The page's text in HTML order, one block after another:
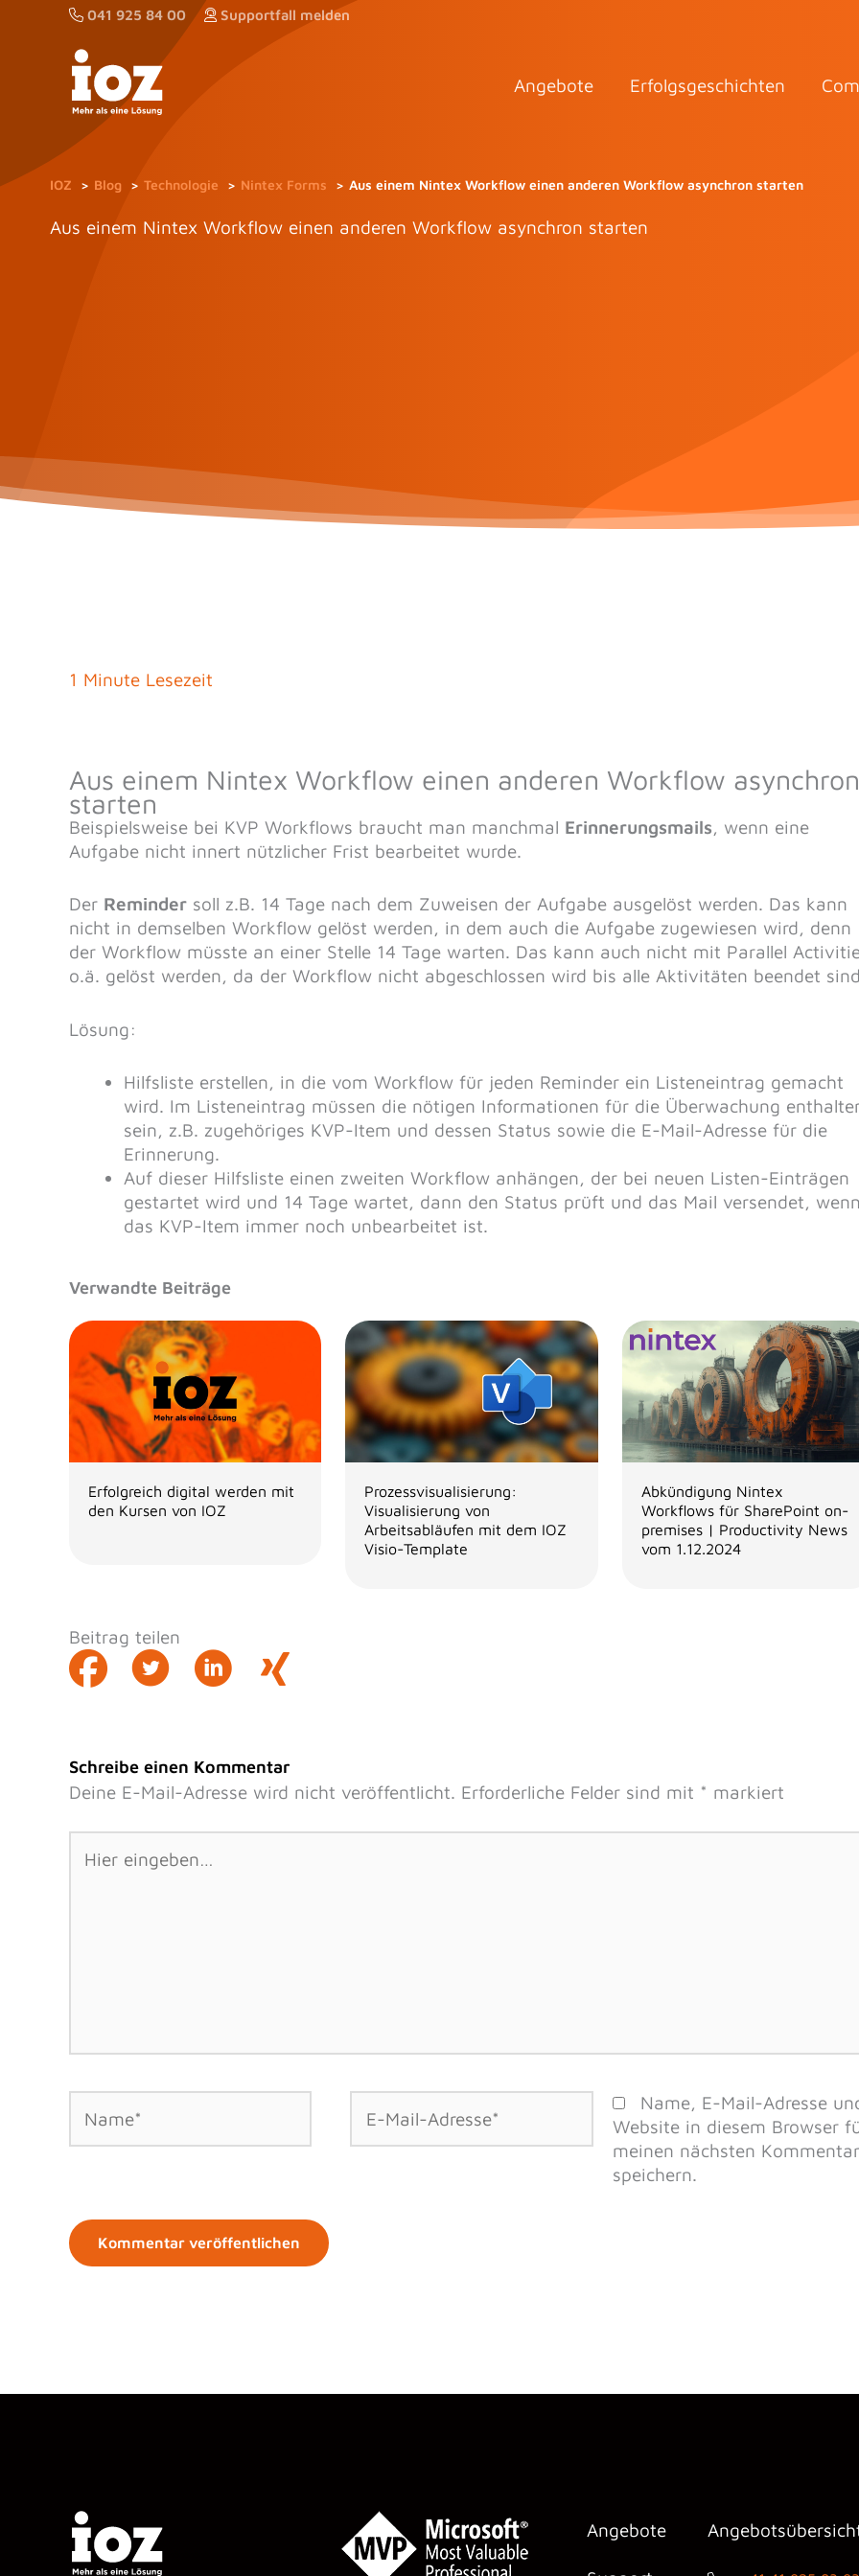
041 925 84 00 Supportfall melden
Angebote Erfolgsgeschichten
IOZ Blog Technologie Nintex Forms Aus einem Nintex Workflow einen anderen Workflow asynchron starten
Aus einem Nintex Workflow einen anderen Workflow asynchron starten
1 Minute Lesezeit
Aus einem Nintex Workflow einen anderen Workflow asynchron
starten
Beispielsweise bei KVP Workflows braucht man manchmal Erinnerungsmails, wenn eine
Aufgabe nicht innert nützlicher Frist bearbeitet wurde.
Der Reminder soll z.B. 14 Tage nach dem Zuweisen der Aufgabe ausgelöst werden. Das kann
nicht in demselben Workflow gelöst werden, in dem auch die Aufgabe zugewiesen wird, denn
der Workflow müsste an einer Stelle 14 Tage warten. Das kann auch nicht mit Parallel
o.ä. gelöst werden, da der Workflow nicht abgeschlossen wird bis alle Aktivitäten beendet
Lösung:
Hilfsliste erstellen, in die vom Workflow für jeden Reminder ein Listeneintrag gemacht
wird. Im Listeneintrag müssen die nötigen Informationen für die Überwachung
sein, z.B. zugehöriges KVP-Item und dessen Status sowie die E-Mail-Adresse für die
Erinnerung.
Auf dieser Hilfsliste einen zweiten Workflow anhängen, der bei neuen Listen-Einträgen
gestartet wird und 14 Tage wartet, dann den Status prüft und das Mail versendet,
das KVP-Item immer noch unbearbeitet ist.
Verwandte Beiträge
Erfolgreich digital werden mit
den Kursen von IOZ
Prozessvisualisierung:
Visualisierung von
Arbeitsabläufen mit dem IOZ
Visio-Template
Abkündigung Nintex
Workflows für SharePoint on-
premises | Productivity News
vom 1.12.2024
Beitrag teilen
Schreibe einen Kommentar
Deine E-Mail-Adresse wird nicht veröffentlicht. Erforderliche Felder sind mit * markiert
eingeben…
Mail-
Adresse*
Name, E-Mail-Adresse
Website in diesem Browser
meinen nächsten Kommentar
speichern.
Angebote